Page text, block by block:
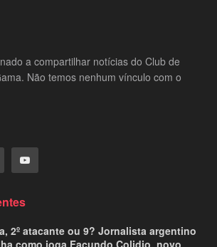
a compartilhar notícias do Club de
Não temos nenhum vínculo com o
2º atacante ou 9? Jornalista argentino
como joga Facundo Colidio, novo